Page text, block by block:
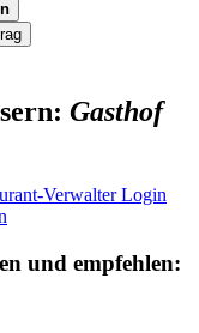
Gasthof
Verwalter Login
und empfehlen: